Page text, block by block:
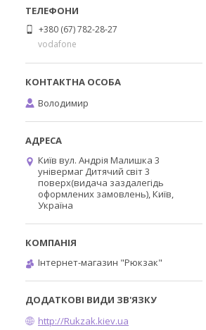
+380 (67) 782-28-27
vodafone
Володимир
Київ вул. Андрія Малишка 3
універмаг Дитячий світ 3
поверх(видача заздалегідь
оформлених замовлень), Київ,
Україна
Інтернет-магазин "Рюкзак"
http://Rukzak.kiev.ua